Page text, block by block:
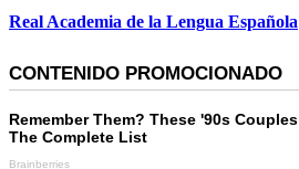
Real Academia de la Lengua Española